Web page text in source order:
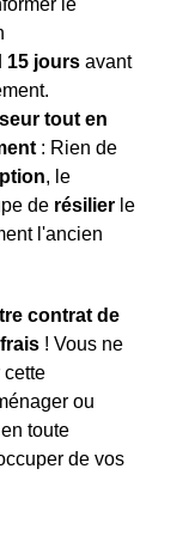
le
15 jours avant
tout en
: Rien de
, le
de résilier le
l'ancien
contrat de
! Vous ne
cette
ou
toute
de vos